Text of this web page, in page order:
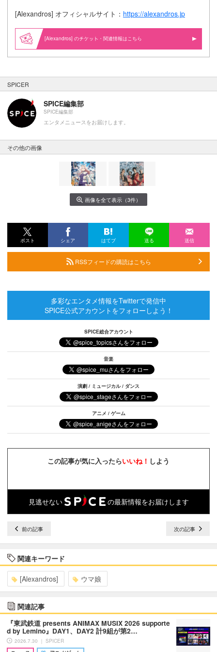
[Alexandros] オフィシャルサイト： https://alexandros.jp
[Alexandros] の ・関連情報はこちら
SPICER
SPICE編集部
SPICE編集部
エンタメニュースをお届けします。
その他の画像
画像を全て表示（3件）
ポスト シェア はてブ 送る 送信
RSSフィードの購読はこちら
多彩なエンタメ情報をTwitterで発信中
SPICE公式アカウントをフォローしよう！
SPICE総合アカウント
音楽
演劇 / ミュージカル / ダンス
アニメ / ゲーム
この記事が気に入ったらいいね！ しよう
見逃せない の最新情報をお届けします
前の記事 次の記事
関連キーワード
[Alexandros] ウマ娘
関連記事
『東武鉄道 presents ANIMAX MUSIX 2026 supporte
d by Lemino』DAY1、DAY2 計9組が第2…
2026.7.30 ｜ SPICER